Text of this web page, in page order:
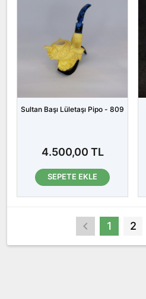
Sultan Başı Lületaşı Pipo - 809
4.500,00 TL
SEPETE EKLE
1 2